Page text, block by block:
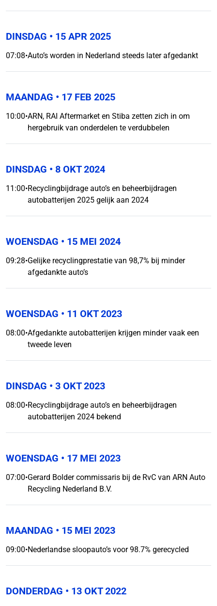
DINSDAG • 15 APR 2025
07:08•Auto’s worden in Nederland steeds later afgedankt
MAANDAG • 17 FEB 2025
10:00•ARN, RAI Aftermarket en Stiba zetten zich in om
hergebruik van onderdelen te verdubbelen
DINSDAG • 8 OKT 2024
11:00•Recyclingbijdrage auto’s en beheerbijdragen
autobatterijen 2025 gelijk aan 2024
WOENSDAG • 15 MEI 2024
09:28•Gelijke recyclingprestatie van 98,7% bij minder
afgedankte auto’s
WOENSDAG • 11 OKT 2023
08:00•Afgedankte autobatterijen krijgen minder vaak een
tweede leven
DINSDAG • 3 OKT 2023
08:00•Recyclingbijdrage auto’s en beheerbijdragen
autobatterijen 2024 bekend
WOENSDAG • 17 MEI 2023
07:00•Gerard Bolder commissaris bij de RvC van ARN Auto
Recycling Nederland B.V.
MAANDAG • 15 MEI 2023
09:00•Nederlandse sloopauto’s voor 98.7% gerecycled
DONDERDAG • 13 OKT 2022